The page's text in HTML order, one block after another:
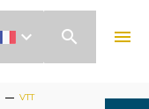
search menu
VTT